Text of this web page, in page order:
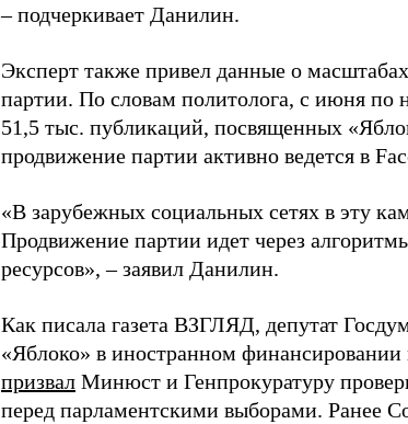
– подчеркивает Данилин.
Эксперт также привел данные о
партии. По словам политолога, с июня по
51,5 тыс. публикаций, посвященных
продвижение партии активно ведется в
«В зарубежных социальных сетях в эту
Продвижение партии идет через
ресурсов», – заявил Данилин.
Как писала газета ВЗГЛЯД, депутат
«Яблоко» в иностранном
призвал Минюст и Генпрокуратуру
перед парламентскими выборами. Ранее